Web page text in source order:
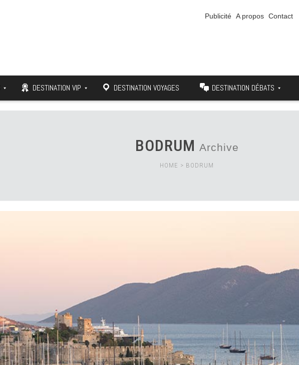
Publicité A propos Contact
DESTINATION VIP DESTINATION VOYAGES DESTINATION DÉBATS
BODRUM Archive
HOME > BODRUM